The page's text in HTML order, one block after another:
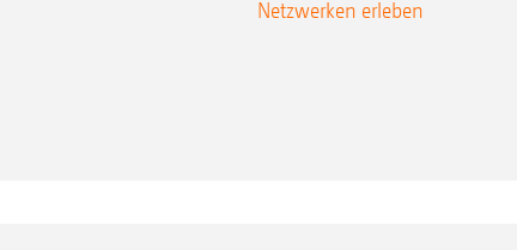
Netzwerken erleben